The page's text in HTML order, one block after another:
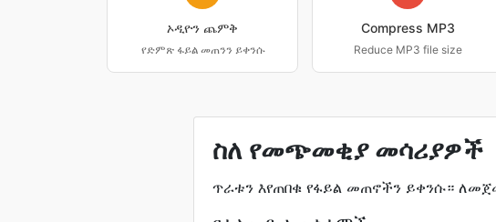
ኦዲዮን ጨምቅ
የድምጽ ፋይል መጠንን ይቀንሱ
Compress MP3
Reduce MP3 file size
ስለ የመጭመቂያ መሳሪያዎች
ጥራቱን እየጠበቁ የፋይል መጠኖችን ይቀንሱ።